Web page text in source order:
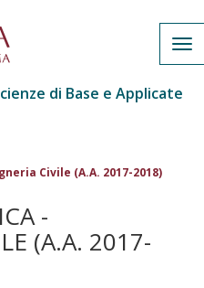
di Base e Applicate
Civile (A.A. 2017-2018)
-
(A.A. 2017-